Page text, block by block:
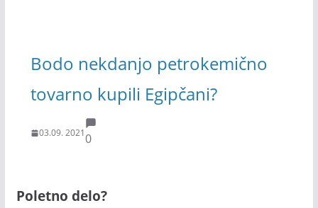
Bodo nekdanjo petrokemično
tovarno kupili Egipčani?
03.09. 20210
Poletno delo?